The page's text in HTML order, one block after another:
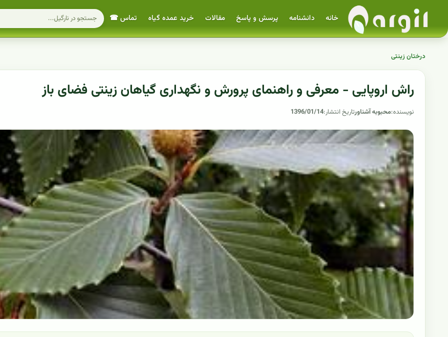
خانه دانشنامه پرسش و پاسخ مقالات خرید عمده گیاه تماس ☎
درختان زینتی
راش اروپایی - معرفی و راهنمای پرورش و نگهداری گیاهان زینتی فضای باز
نویسنده:محبوبه آشناورتاریخ انتشار:1396/01/14